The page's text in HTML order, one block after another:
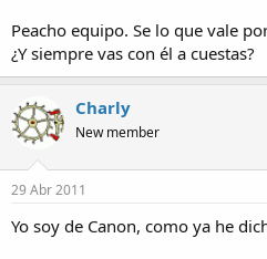
Peacho equipo. Se lo que vale
¿Y siempre vas con él a cuestas?
Charly
New member
29 Abr 2011
Yo soy de Canon, como ya he